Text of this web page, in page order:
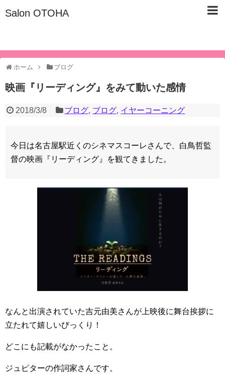
Salon OTOHA
ホーム ブログ
映画『リーディング』をみて動いた感情
2018/3/8 ブログ, ブログ, イヤーコーニング
今日は名古屋駅近くのシネマスコーレさんで、白鳥哲監
督の映画『リーディング』を観てきました。
なんと出演されていた吉元由美さんが上映後に舞台挨拶に
立たれて嬉しいびっくり！
どこにも記載がなかったこと。
ジュピターの作詞家さんです。